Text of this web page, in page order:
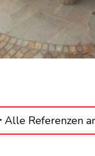
Alle Referenzen